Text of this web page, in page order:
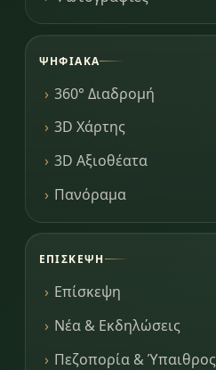
ΨΗΦΙΑΚΆ
360° Διαδρομή
3D Χάρτης
3D Αξιοθέατα
Πανόραμα
ΕΠΊΣΚΕΨΗ
Επίσκεψη
Νέα & Εκδηλώσεις
Πεζοπορία & Ύπαιθρος